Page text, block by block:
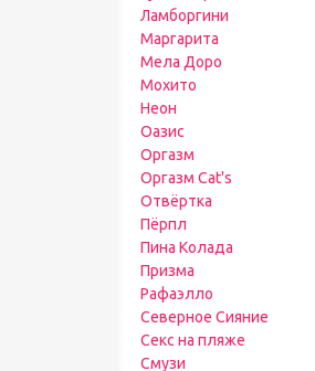
Ламборгини
Маргарита
Мела Доро
Мохито
Неон
Оазис
Оргазм
Оргазм Cat's
Отвёртка
Пёрпл
Пина Колада
Призма
Рафаэлло
Северное Сияние
Секс на пляже
Смузи